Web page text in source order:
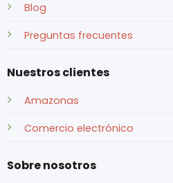
Blog
Preguntas frecuentes
Nuestros clientes
Amazonas
Comercio electrónico
Sobre nosotros